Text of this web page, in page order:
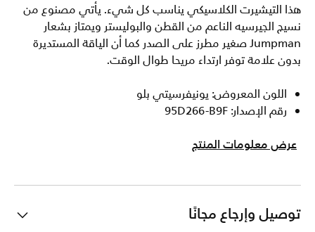
هذا التيشيرت الكلاسيكي يناسب كل شيء. يأتي مصنوع من
نسيج الجيرسيه الناعم من القطن والبوليستر ويمتاز بشعار
Jumpman صغير مطرز على الصدر كما أن الياقة المستديرة
بدون علامة توفر ارتداء مريحا طوال الوقت.
اللون المعروض: يونيفرسيتي بلو
رقم الإصدار: 95D266-B9F
عرض معلومات المنتج
توصيل وإرجاع مجانًا